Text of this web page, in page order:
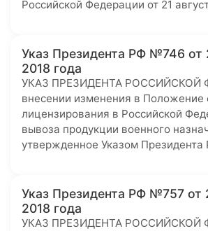
Российской Федерации от 21
Указ Президента РФ №746 от
2018 года
УКАЗ ПРЕЗИДЕНТА РОССИЙСКОЙ
внесении изменения в Положение
лицензирования в Российской
вывоза продукции военного
утвержденное Указом Президента
Указ Президента РФ №757 от
2018 года
УКАЗ ПРЕЗИДЕНТА РОССИЙСКОЙ